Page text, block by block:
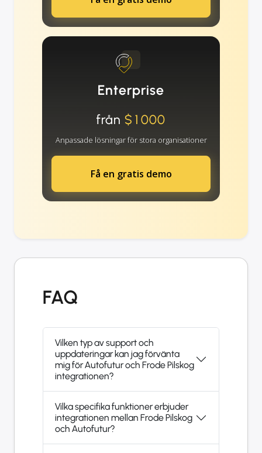
Enterprise
från $1000
Anpassade lösningar för stora organisationer
Få en gratis demo
FAQ
Vilken typ av support och
uppdateringar kan jag förvänta
mig för Autofutur och Frode Pilskog
integrationen?
Vilka specifika funktioner erbjuder
integrationen mellan Frode Pilskog
och Autofutur?